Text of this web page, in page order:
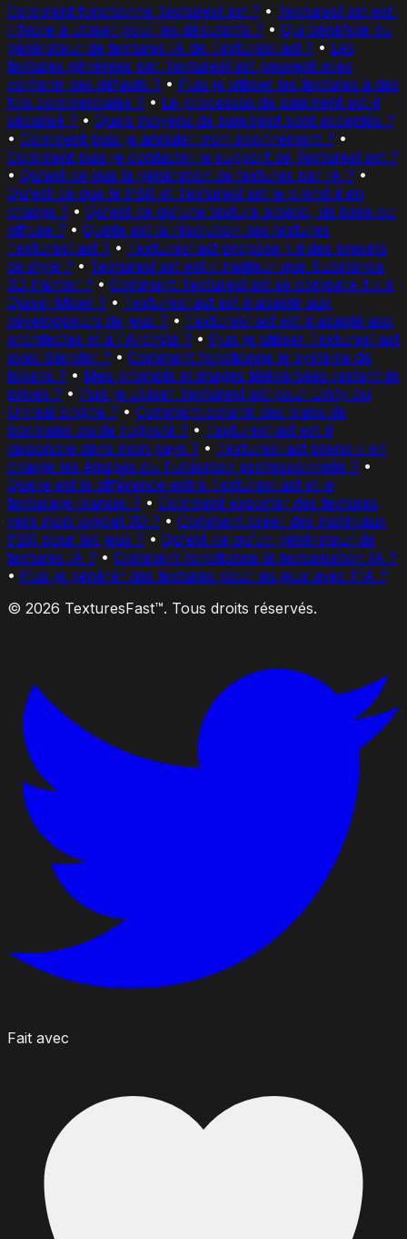
Comment fonctionne TexturesFast ? • TexturesFast est-
il facile à utiliser pour les débutants ? • Qui bénéficie du
générateur de textures IA de TexturesFast ? • Les
textures générées par TexturesFast peuvent-elles
contenir des défauts ? • Puis-je utiliser les textures à des
fins commerciales ? • Le processus de paiement est-il
sécurisé ? • Quels moyens de paiement sont acceptés ?
• Comment puis-je annuler mon abonnement ? •
Comment puis-je contacter le support de TexturesFast ?
• Qu'est-ce que la génération de textures par IA ? •
Qu'est-ce que le PBR et TexturesFast le prend-il en
charge ? • Qu'est-ce qu'une texture albédo, de base ou
diffuse ? • Quelle est la résolution des textures
TexturesFast ? • TexturesFast propose-t-il des presets
de style ? • TexturesFast est-il meilleur que Substance
3D Painter ? • Comment TexturesFast se compare-t-il à
Quixel Mixer ? • TexturesFast est-il adapté aux
développeurs de jeux ? • TexturesFast est-il adapté aux
architectes et à l'ArchViz ? • Puis-je utiliser TexturesFast
avec Blender ? • Comment fonctionne le système de
tokens ? • Mes prompts et images téléversées restent-ils
privés ? • Puis-je utiliser TexturesFast pour Unity ou
Unreal Engine ? • Comment obtenir des maps de
normales ou de rugosité ? • TexturesFast est-il
disponible dans mon pays ? • TexturesFast prend-il en
charge les équipes ou l'utilisation professionnelle ? •
Quelle est la différence entre TexturesFast et le
texturage manuel ? • Comment exporter des textures
vers mon logiciel 3D ? • Comment créer des matériaux
PBR pour les jeux ? • Qu'est-ce qu'un générateur de
textures IA ? • Comment fonctionne la texturisation IA ?
• Puis-je générer des textures pour les jeux avec l'IA ?
© 2026 TexturesFast™. Tous droits réservés.
Fait avec